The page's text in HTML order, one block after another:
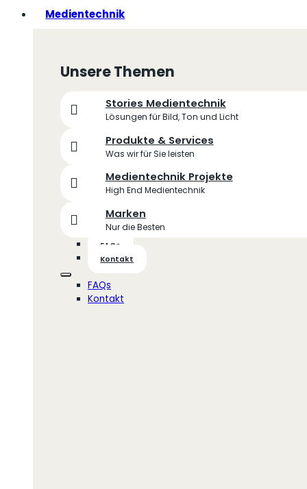
Medientechnik
Unsere Themen
Stories Medientechnik
Lösungen für Bild, Ton und Licht
Produkte & Services
Was wir für Sie leisten
Medientechnik Projekte
High End Medientechnik
Marken
Nur die Besten
FAQs
Kontakt
FAQs
Kontakt